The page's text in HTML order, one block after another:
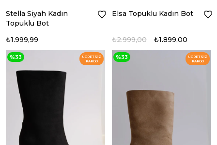
Stella Siyah Kadın
Topuklu Bot
₺1.999,99
Elsa Topuklu Kadın Bot
₺1.899,00
₺2.999,00
%33
ÜCRETSIZ
KARGO
%33
ÜCRETSIZ
KARGO